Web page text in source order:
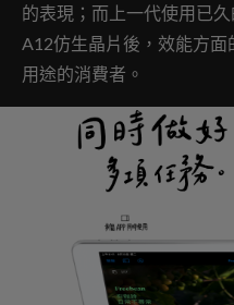
的表現；而上一代使用已
A12仿生晶片後，效能方
用途的消費者。